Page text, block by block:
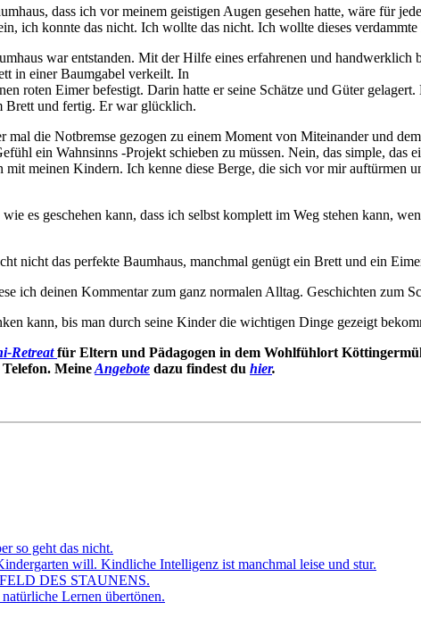
dass ich vor meinem geistigen Augen gesehen hatte, wäre für
ich konnte das nicht. Ich wollte das nicht. Ich wollte dieses
war entstanden. Mit der Hilfe eines erfahrenen und handwerklich
in einer Baumgabel verkeilt. In
roten Eimer befestigt. Darin hatte er seine Schätze und Güter
Brett und fertig. Er war glücklich.
die Notbremse gezogen zu einem Moment von Miteinander und
ein Wahnsinns -Projekt schieben zu müssen. Nein, das simple, das
mit meinen Kindern. Ich kenne diese Berge, die sich vor mir auftürmen
es geschehen kann, dass ich selbst komplett im Weg stehen kann,
nicht das perfekte Baumhaus, manchmal genügt ein Brett und ein
ich deinen Kommentar zum ganz normalen Alltag. Geschichten zum
kann, bis man durch seine Kinder die wichtigen Dinge gezeigt
Retreat für Eltern und Pädagogen in dem Wohlfühlort
MeineAngebote dazu findest du hier.
so geht das nicht.
will. Kindliche Intelligenz ist manchmal leise und stur.
DES STAUNENS.
Lernen übertönen.